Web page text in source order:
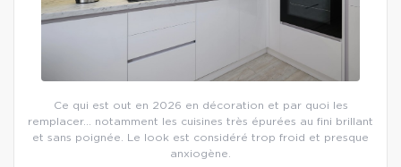
Ce qui est out en 2026 en décoration et par quoi les
remplacer… notamment les cuisines très épurées au fini brillant
et sans poignée. Le look est considéré trop froid et presque
anxiogène.